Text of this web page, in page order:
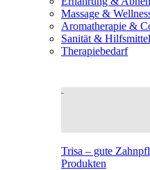
Massage &
Aromatherapie &
Sanität & Hilfsmittel
Therapiebedarf
Trisa – gute
Produkten